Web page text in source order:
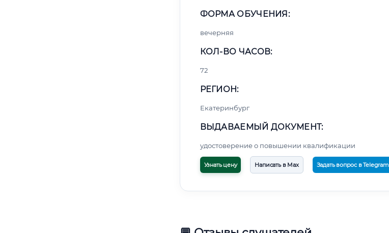
ФОРМА ОБУЧЕНИЯ:
вечерняя
КОЛ-ВО ЧАСОВ:
72
РЕГИОН:
Екатеринбург
ВЫДАВАЕМЫЙ ДОКУМЕНТ:
удостоверение о повышении квалификации
Узнать цену Написать в Max Задать вопрос в Telegram